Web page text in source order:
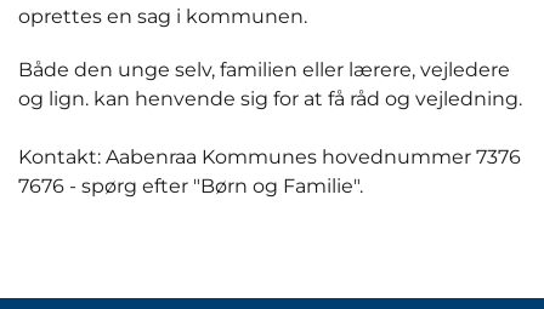
oprettes en sag i kommunen.
Både den unge selv, familien eller lærere, vejledere
og lign. kan henvende sig for at få råd og vejledning.
Kontakt: Aabenraa Kommunes hovednummer 7376
7676 - spørg efter "Børn og Familie".